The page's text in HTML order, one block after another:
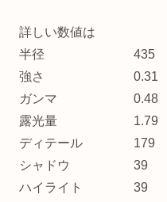
詳しい数値は
半径 435
強さ 0.31
ガンマ 0.48
露光量 1.79
ディテール 179
シャドウ 39
ハイライト 39